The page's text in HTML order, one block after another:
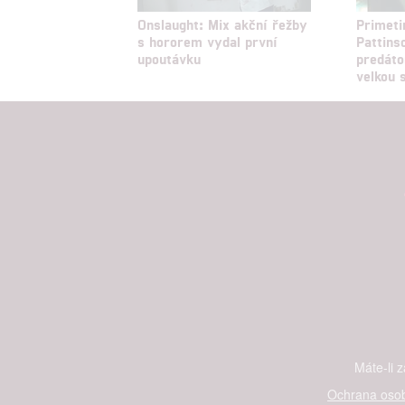
Onslaught: Mix akční řežby
s hororem vydal první
upoutávku
velkou
Máte-li
Ochrana